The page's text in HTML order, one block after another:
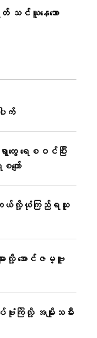
သင်ယူနေသော
ါက်
တွေ ရေစဝင်ပြီး
ျော်
ယ်လို့ယုံကြည်ရသူ
ားလို့ အောင်ဇမ္ဗူ
ကြဲလို့ အမျိုးသမီး